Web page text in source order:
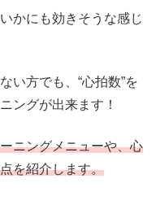
かにも効きそうな感じ
い方でも、“心拍数”を
ングが出来ます！
ニングメニューや、心
を紹介します。